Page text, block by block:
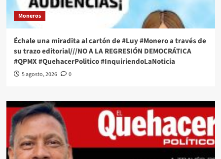
Moneros
Échale una miradita al cartón de #Luy #Monero a través de
su trazo editorial///NO A LA REGRESIÓN DEMOCRÁTICA
#QPMX #QuehacerPolitico #InquiriendoLaNoticia
5 agosto, 2026 0